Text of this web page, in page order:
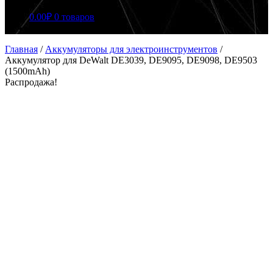
0.00₽ 0 товаров
Главная / Аккумуляторы для электроинструментов /
Аккумулятор для DeWalt DE3039, DE9095, DE9098, DE9503
(1500mAh)
Распродажа!